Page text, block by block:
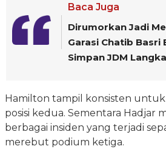
Baca Juga
Dirumorkan Jadi
Garasi Chatib Basri
Simpan JDM
Hamilton tampil konsisten
posisi kedua. Sementara Hadjar
berbagai insiden yang terjadi
merebut podium ketiga.